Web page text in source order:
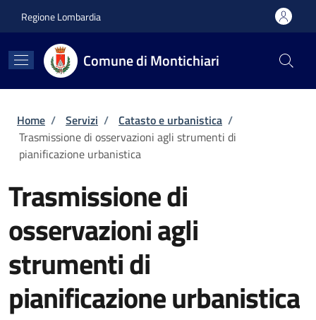
Regione Lombardia
Comune di Montichiari
Briciole di pane
Home / Servizi / Catasto e urbanistica /
Trasmissione di osservazioni agli strumenti di
pianificazione urbanistica
Trasmissione di
osservazioni agli
strumenti di
pianificazione urbanistica